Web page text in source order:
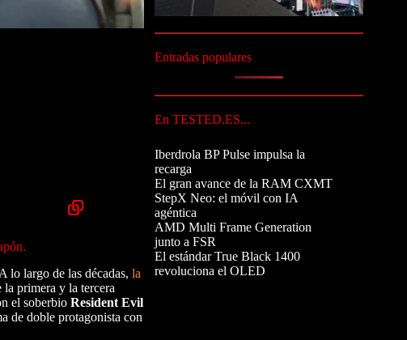
lo largo de las décadas, la
la primera y la tercera
el soberbio Resident Evil
de doble protagonista con
Entradas populares
En TESTED.ES...
Iberdrola BP Pulse impulsa la
recarga
El gran avance de la RAM CXMT
StepX Neo: el móvil con IA
agéntica
AMD Multi Frame Generation
junto a FSR
El estándar True Black 1400
revoluciona el OLED